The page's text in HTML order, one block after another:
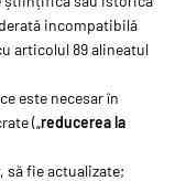
incompatibilă
articolul 89 alineatul
este necesar în
(„reducerea la
să fie actualizate;